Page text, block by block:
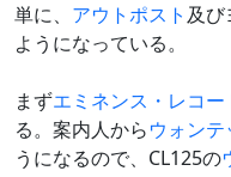
単に、 アウトポスト 及び
ようになっている。
まずエミネンス・レコー
る。案内人からウォン
うになるので、CL125の